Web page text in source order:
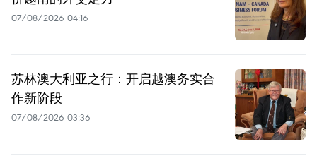
07/08/2026 04:16
苏林澳大利亚之行：开启越澳务实合
作新阶段
07/08/2026 03:36